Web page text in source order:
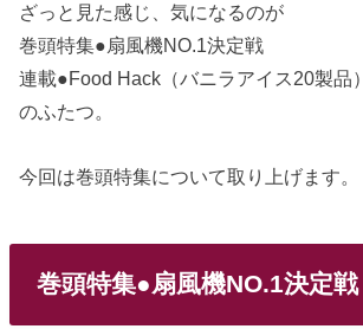
ざっと見た感じ、気になるのが
巻頭特集●扇風機NO.1決定戦
連載●Food Hack（バニラアイス20製品）
のふたつ。
今回は巻頭特集について取り上げます。
巻頭特集●扇風機NO.1決定戦